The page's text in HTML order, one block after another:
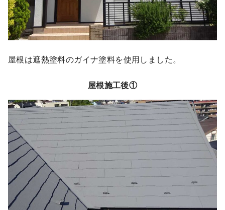
屋根は遮熱塗料のガイナ塗料を使用しました。
屋根施工後①